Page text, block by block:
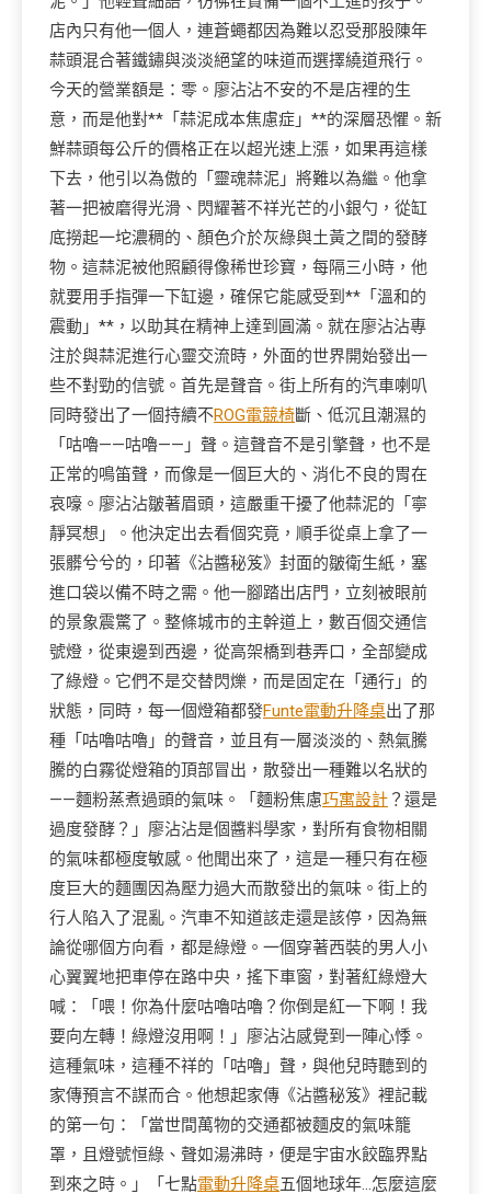
店內只有他一個人，連蒼蠅都因為難以忍受那股陳年
蒜頭混合著鐵鏽與淡淡絕望的味道而選擇繞道飛行。
今天的營業額是：零。廖沾沾不安的不是店裡的生
意，而是他對**「蒜泥成本焦慮症」**的深層恐懼。新
鮮蒜頭每公斤的價格正在以超光速上漲，如果再這樣
下去，他引以為傲的「靈魂蒜泥」將難以為繼。他拿
著一把被磨得光滑、閃耀著不祥光芒的小銀勺，從缸
底撈起一坨濃稠的、顏色介於灰綠與土黃之間的發酵
物。這蒜泥被他照顧得像稀世珍寶，每隔三小時，他
就要用手指彈一下缸邊，確保它能感受到**「溫和的
震動」**，以助其在精神上達到圓滿。就在廖沾沾專
注於與蒜泥進行心靈交流時，外面的世界開始發出一
些不對勁的信號。首先是聲音。街上所有的汽車喇叭
同時發出了一個持續不ROG電競椅斷、低沉且潮濕的
「咕嚕——咕嚕——」聲。這聲音不是引擎聲，也不是
正常的鳴笛聲，而像是一個巨大的、消化不良的胃在
哀嚎。廖沾沾皺著眉頭，這嚴重干擾了他蒜泥的「寧
靜冥想」。他決定出去看個究竟，順手從桌上拿了一
張髒兮兮的，印著《沾醬秘笈》封面的皺衛生紙，塞
進口袋以備不時之需。他一腳踏出店門，立刻被眼前
的景象震驚了。整條城市的主幹道上，數百個交通信
號燈，從東邊到西邊，從高架橋到巷弄口，全部變成
了綠燈。它們不是交替閃爍，而是固定在「通行」的
狀態，同時，每一個燈箱都發Funte電動升降桌出了那
種「咕嚕咕嚕」的聲音，並且有一層淡淡的、熱氣騰
騰的白霧從燈箱的頂部冒出，散發出一種難以名狀的
——麵粉蒸煮過頭的氣味。「麵粉焦慮巧寓設計 ？還是
過度發酵？」廖沾沾是個醬料學家，對所有食物相關
的氣味都極度敏感。他聞出來了，這是一種只有在極
度巨大的麵團因為壓力過大而散發出的氣味。街上的
行人陷入了混亂。汽車不知道該走還是該停，因為無
論從哪個方向看，都是綠燈。一個穿著西裝的男人小
心翼翼地把車停在路中央，搖下車窗，對著紅綠燈大
喊：「喂！你為什麼咕嚕咕嚕？你倒是紅一下啊！我
要向左轉！綠燈沒用啊！」廖沾沾感覺到一陣心悸。
這種氣味，這種不祥的「咕嚕」聲，與他兒時聽到的
家傳預言不謀而合。他想起家傳《沾醬秘笈》裡記載
的第一句：「當世間萬物的交通都被麵皮的氣味籠
罩，且燈號恒綠、聲如湯沸時，便是宇宙水餃臨界點
到來之時。」「七點電動升降桌五個地球年…怎麼這麼